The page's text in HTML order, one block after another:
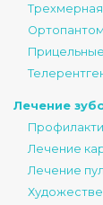
Лечение
Лечение
Лечение